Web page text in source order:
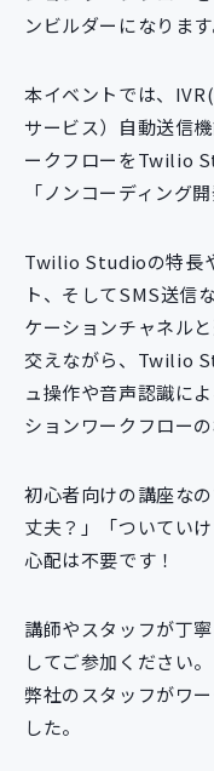
ンビルダーになります
本イベントでは、
サービス）自動送信
ークフローをTwilio
「ノンコーディング
Twilio Studioの特長
ト、そしてSMS送信
ケーションチャネル
交えながら、Twilio
ュ操作や音声認識に
ションワークフロー
初心者向けの講座な
丈夫？」「ついてい
心配は不要です！
講師やスタッフが丁
してご参加ください。
弊社のスタッフがワ
した。